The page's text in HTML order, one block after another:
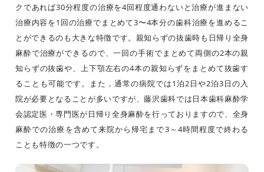
クであれば30分程度の治療を4回程度通わないと治療が進まない
治療内容を1回の治療でまとめて3〜4本分の歯科治療を進めるこ
とができるのも大きな特徴です。親知らずの抜歯時も日帰り全身
麻酔で治療ができるので、一回の手術でまとめて両側の2本の親
知らずの抜歯や、上下顎左右の4本の親知らずをまとめて抜歯す
ることも可能です。また，通常の病院では1泊2日や2泊3日の入
院が必要となることが多いですが、藤沢歯科では日本歯科麻酔学
会認定医・専門医が日帰り全身麻酔を行っておりますので、全身
麻酔での治療を含めて来院から帰宅まで3～4時間程度で終わる
ことも特徴の一つです。